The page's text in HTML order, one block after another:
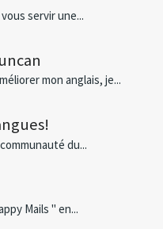
servir une...
mon anglais, je...
du...
Mails " en...